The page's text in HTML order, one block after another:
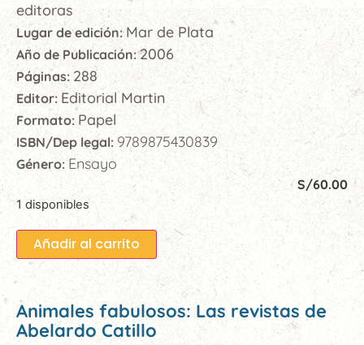
editoras
Lugar de edición:Mar de Plata
Año de Publicación:2006
Páginas: 288
Editor: Editorial Martin
Formato: Papel
ISBN/Dep legal:9789875430839
Género:Ensayo
S/60.00
1 disponibles
Añadir al carrito
Animales fabulosos: Las revistas de
Abelardo Catillo